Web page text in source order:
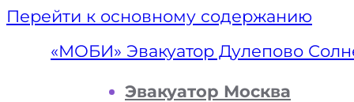
Перейти к основному содержанию
«МОБИ» Эвакуатор Дулепово
Эвакуатор Москва